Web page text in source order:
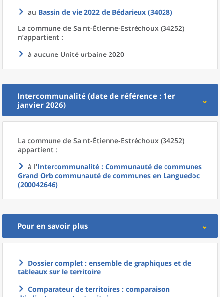
au Bassin de vie 2022 de Bédarieux (34028)
La commune de Saint-Étienne-Estréchoux (34252)
n’appartient :
à aucune Unité urbaine 2020
Intercommunalité (date de référence : 1er
janvier 2026)
La commune de Saint-Étienne-Estréchoux (34252)
appartient :
à l'Intercommunalité : Communauté de communes
Grand Orb communauté de communes en Languedoc
(200042646)
Pour en savoir plus
Dossier complet : ensemble de graphiques et de
tableaux sur le territoire
Comparateur de territoires : comparaison